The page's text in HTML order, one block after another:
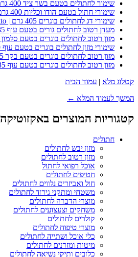
שימור לחתולים בטעם בשר ציד 400 גרם | SIMBA
שימורי חתול בטעם הודו וכליות 400 גרם | SIMBA
שימורי דג לחתולים בוגרים 405 גרם | Miglior Gatto
מעדן רטוב לחתולים גורים בטעם עוף 85 גרם | Whiskas Kitten Chicken 85G
מזון רטוב לחתולים בוגרים בטעם סלמון 405 גרם | Miglior Gatto
שימורי מזון לחתולים בוגרים בטעם עוף 400 גרם | MOUSTACHE
מזון רטוב לחתולים בוגרים בטעם בקר 405 גרם | Miglior Gatto Beef Chunks
מזון רטוב לחתולים בוגרים בטעם עוף 85 גרם | Whiskas Pouch Chicken
קטלוג מלא | עמוד הבית
המשך לעמוד המלא ←
קטגוריות המוצרים באקזוטיקה
חתולים
מזון יבש לחתולים
מזון רטוב לחתולים
אוכל רפואי לחתול
חטיפים לחתולים
חול ואביזרים נלווים לחתולים
משטחי ומתקני גירוד לחתולים
מוצרי הדברה לחתולים
משחקים וצעצועים לחתולים
קולרים לחתולים
מוצרי טיפוח לחתולים
כלי אוכל ושתייה לחתולים
מיטות ומזרנים לחתולים
כלובים ותיקי נשיאה לחתולים